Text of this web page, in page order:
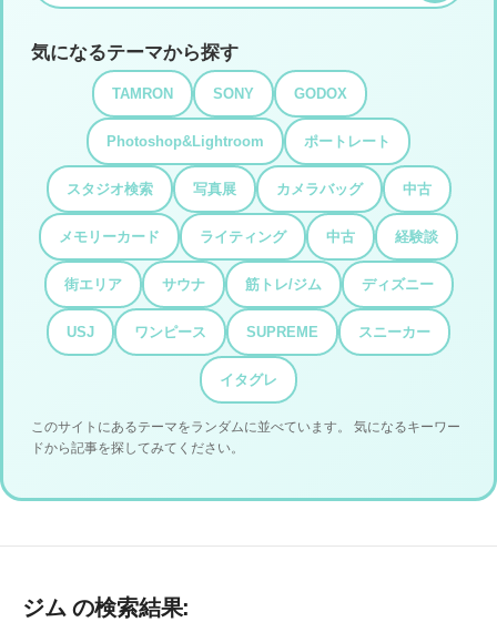
気になるテーマから探す
TAMRON SONY GODOX
Photoshop&Lightroom ポートレート
スタジオ検索 写真展 カメラバッグ 中古
メモリーカード ライティング 中古 経験談
街エリア サウナ 筋トレ/ジム ディズニー
USJ ワンピース SUPREME スニーカー
イタグレ
このサイトにあるテーマをランダムに並べています。 気になるキーワー
ドから記事を探してみてください。
ジム の検索結果: